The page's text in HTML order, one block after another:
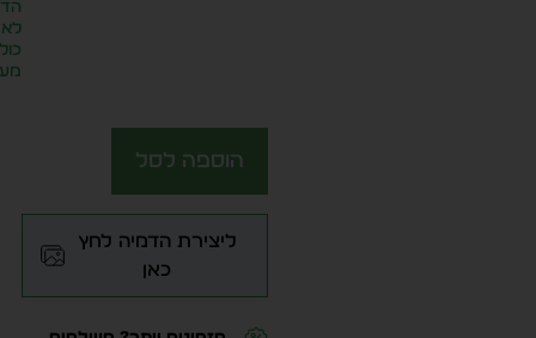
לא
הוספה לסל
ליצירת הדמיה לחץ
כאן